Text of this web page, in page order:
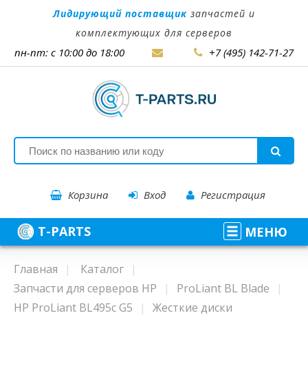
Лидирующий поставщик запчастей и
комплектующих для серверов
пн-пт: с 10:00 до 18:00 +7 (495) 142-71-27
Корзина Вход Регистрация
T-PARTS МЕНЮ
Главная
Каталог
Запчасти для серверов HP
ProLiant BL Blade
HP ProLiant BL495c G5
Жесткие диски